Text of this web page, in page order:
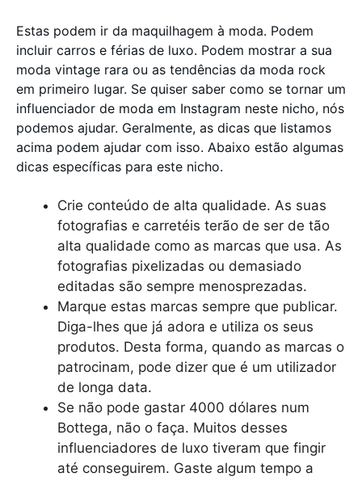
Estas podem ir da maquilhagem à moda. Podem
incluir carros e férias de luxo. Podem mostrar a sua
moda vintage rara ou as tendências da moda rock
em primeiro lugar. Se quiser saber como se tornar um
influenciador de moda em Instagram neste nicho, nós
podemos ajudar. Geralmente, as dicas que listamos
acima podem ajudar com isso. Abaixo estão algumas
dicas específicas para este nicho.
Crie conteúdo de alta qualidade. As suas
fotografias e carretéis terão de ser de tão
alta qualidade como as marcas que usa. As
fotografias pixelizadas ou demasiado
editadas são sempre menosprezadas.
Marque estas marcas sempre que publicar.
Diga-lhes que já adora e utiliza os seus
produtos. Desta forma, quando as marcas o
patrocinam, pode dizer que é um utilizador
de longa data.
Se não pode gastar 4000 dólares num
Bottega, não o faça. Muitos desses
influenciadores de luxo tiveram que fingir
até conseguirem. Gaste algum tempo a